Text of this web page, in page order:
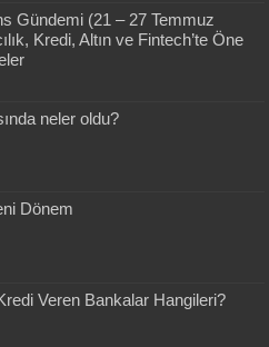
Gündemi (21 – 27 Temmuz
Kredi, Altın ve Fintech’te Öne
neler oldu?
Dönem
Veren Bankalar Hangileri?